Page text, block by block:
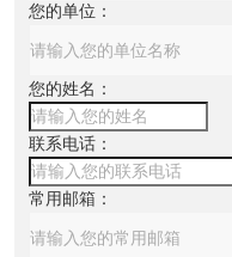
您的单位：
您的姓名：
联系电话：
常用邮箱：